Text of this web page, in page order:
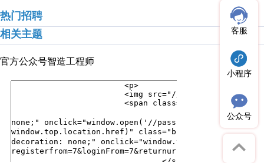
热门招聘
相关主题
官方公众号智造工程师
客服
小程序
公众号